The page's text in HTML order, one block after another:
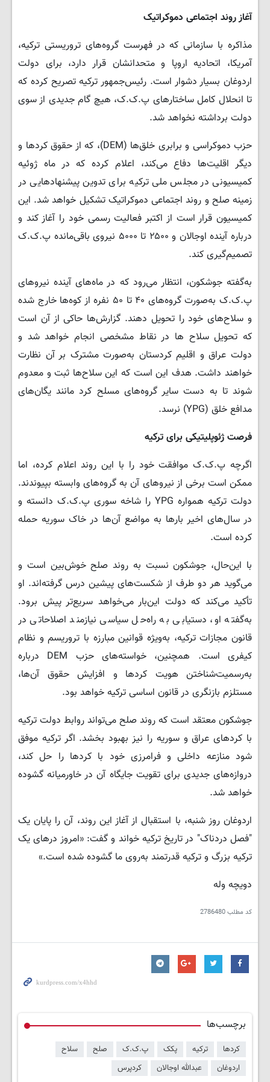
آغاز روند اجتماعی دموکراتیک
مذاکره با سازمانی که در فهرست گروه‌های تروریستی ترکیه،
آمریکا، اتحادیه اروپا و متحدانشان قرار دارد، برای دولت
اردوغان بسیار دشوار است. رئیس‌جمهور ترکیه تصریح کرده که
تا انحلال کامل ساختارهای پ.ک.ک، هیچ گام جدیدی از سوی
دولت برداشته نخواهد شد.
حزب دموکراسی و برابری خلق‌ها (DEM)، که از حقوق کردها و
دیگر اقلیت‌ها دفاع می‌کند، اعلام کرده که در ماه ژوئیه
کمیسیونی در مجلس ملی ترکیه برای تدوین پیشنهادهایی در
زمینه صلح و روند اجتماعی دموکراتیک تشکیل خواهد شد. این
کمیسیون قرار است از اکتبر فعالیت رسمی خود را آغاز کند و
درباره آینده اوجالان و ۲۵۰۰ تا ۵۰۰۰ نیروی باقی‌مانده پ.ک.ک
تصمیم‌گیری کند.
به‌گفته جوشکون، انتظار می‌رود که در ماه‌های آینده نیروهای
پ.ک.ک به‌صورت گروه‌های ۴۰ تا ۵۰ نفره از کوه‌ها خارج شده
و سلاح‌های خود را تحویل دهند. گزارش‌ها حاکی از آن است
که تحویل سلاح ها در نقاط مشخصی انجام خواهد شد و
دولت عراق و اقلیم کردستان به‌صورت مشترک بر آن نظارت
خواهند داشت. هدف این است که این سلاح‌ها ثبت و معدوم
شوند تا به دست سایر گروه‌های مسلح کرد مانند یگان‌های
مدافع خلق (YPG) نرسد.
فرصت ژئوپلیتیکی برای ترکیه
اگرچه پ.ک.ک موافقت خود را با این روند اعلام کرده، اما
ممکن است برخی از نیروهای آن به گروه‌های وابسته بپیوندند.
دولت ترکیه همواره YPG را شاخه سوری پ.ک.ک دانسته و
در سال‌های اخیر بارها به مواضع آن‌ها در خاک سوریه حمله
کرده است.
با این‌حال، جوشکون نسبت به روند صلح خوش‌بین است و
می‌گوید هر دو طرف از شکست‌های پیشین درس گرفته‌اند. او
تأکید می‌کند که دولت این‌بار می‌خواهد سریع‌تر پیش برود.
به‌گفته او، دستیابی به راه‌حل سیاسی نیازمند اصلاحاتی در
قانون مجازات ترکیه، به‌ویژه قوانین مبارزه با تروریسم و نظام
کیفری است. همچنین، خواسته‌های حزب DEM درباره
به‌رسمیت‌شناختن هویت کردها و افزایش حقوق آن‌ها،
مستلزم بازنگری در قانون اساسی ترکیه خواهد بود.
جوشکون معتقد است که روند صلح می‌تواند روابط دولت ترکیه
با کردهای عراق و سوریه را نیز بهبود بخشد. اگر ترکیه موفق
شود منازعه داخلی و فرامرزی خود با کردها را حل کند،
دروازه‌های جدیدی برای تقویت جایگاه آن در خاورمیانه گشوده
خواهد شد.
اردوغان روز شنبه، با استقبال از آغاز این روند، آن را پایان یک
"فصل دردناک" در تاریخ ترکیه خواند و گفت: «امروز درهای یک
ترکیه بزرگ و ترکیه قدرتمند به‌روی ما گشوده شده است.»
دویچه وله
کد مطلب2786480
برچسب‌ها
کردها ترکیه پکک پ.ک.ک صلح
سلاح
اردوغان
عبدالله اوجالان کردپرس